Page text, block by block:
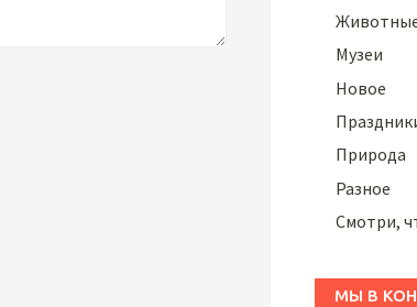
Музеи
Новое
Природа
Разное
Смотри,
МЫ В